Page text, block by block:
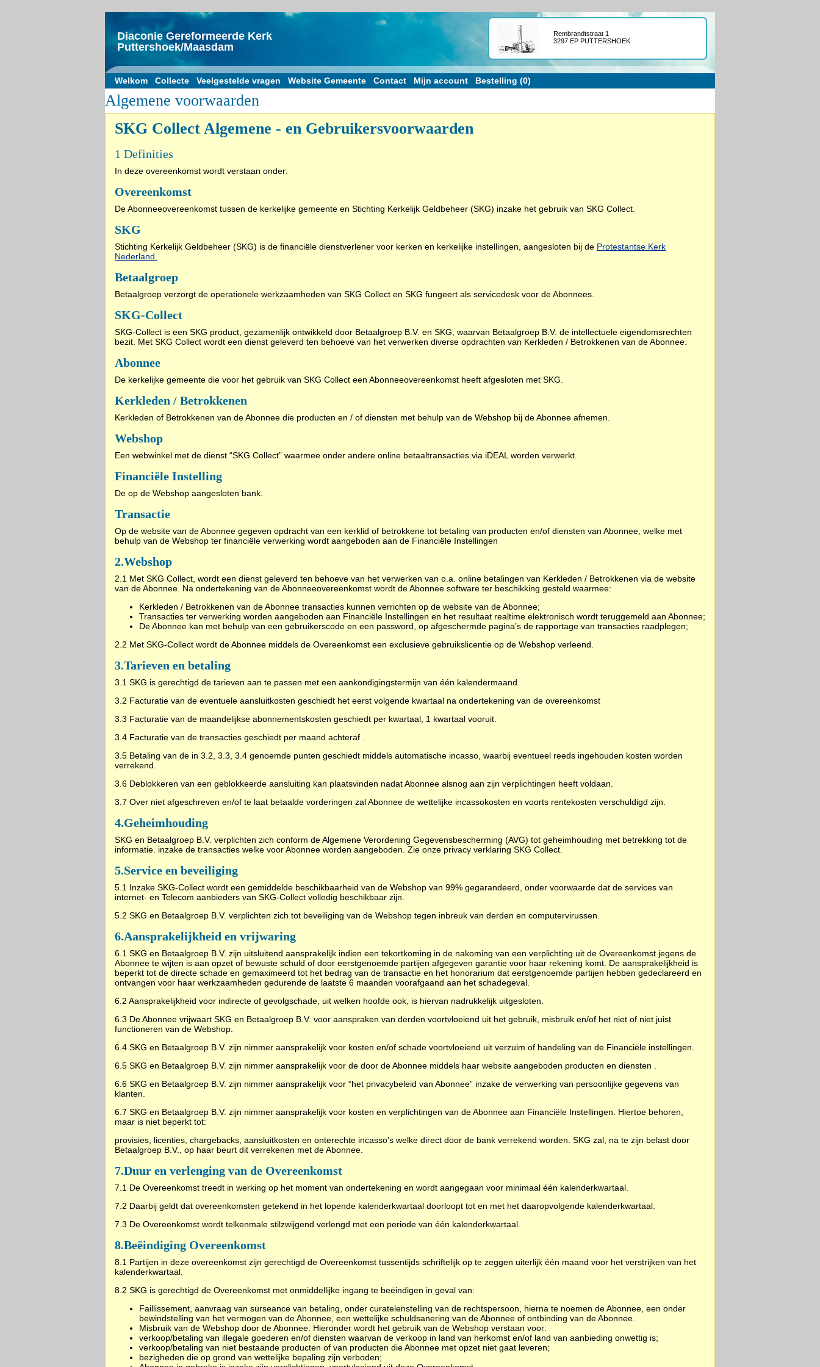
Diaconie Gereformeerde Kerk
Puttershoek/Maasdam
Rembrandtstraat 1
3297 EP PUTTERSHOEK
Welkom Collecte Veelgestelde vragen Website Gemeente Contact Mijn account Bestelling (0)
Algemene voorwaarden
SKG Collect Algemene - en Gebruikersvoorwaarden
1 Definities
In deze overeenkomst wordt verstaan onder:
Overeenkomst
De Abonneeovereenkomst tussen de kerkelijke gemeente en Stichting Kerkelijk Geldbeheer (SKG) inzake het gebruik van SKG Collect.
SKG
Stichting Kerkelijk Geldbeheer (SKG) is de financiële dienstverlener voor kerken en kerkelijke instellingen, aangesloten bij de Protestantse Kerk
Nederland
Betaalgroep
Betaalgroep verzorgt de operationele werkzaamheden van SKG Collect en SKG fungeert als servicedesk voor de Abonnees.
SKG-Collect
SKG-Collect is een SKG product, gezamenlijk ontwikkeld door Betaalgroep B.V. en SKG, waarvan Betaalgroep B.V. de intellectuele eigendomsrechten
bezit. Met SKG Collect wordt een dienst geleverd ten behoeve van het verwerken diverse opdrachten van Kerkleden / Betrokkenen van de Abonnee.
Abonnee
De kerkelijke gemeente die voor het gebruik van SKG Collect een Abonneeovereenkomst heeft afgesloten met SKG.
Kerkleden / Betrokkenen
Kerkleden of Betrokkenen van de Abonnee die producten en / of diensten met behulp van de Webshop bij de Abonnee afnemen.
Webshop
Een webwinkel met de dienst “SKG Collect” waarmee onder andere online betaaltransacties via iDEAL worden verwerkt.
Financiële Instelling
De op de Webshop aangesloten bank.
Transactie
Op de website van de Abonnee gegeven opdracht van een kerklid of betrokkene tot betaling van producten en/of diensten van Abonnee, welke met
behulp van de Webshop ter financiële verwerking wordt aangeboden aan de Financiële Instellingen
2.Webshop
2.1 Met SKG Collect, wordt een dienst geleverd ten behoeve van het verwerken van o.a. online betalingen van Kerkleden / Betrokkenen via de website
van de Abonnee. Na ondertekening van de Abonneeovereenkomst wordt de Abonnee software ter beschikking gesteld waarmee:
Kerkleden / Betrokkenen van de Abonnee transacties kunnen verrichten op de website van de Abonnee;
Transacties ter verwerking worden aangeboden aan Financiële Instellingen en het resultaat realtime elektronisch wordt teruggemeld aan Abonnee;
De Abonnee kan met behulp van een gebruikerscode en een password, op afgeschermde pagina’s de rapportage van transacties raadplegen;
2.2 Met SKG-Collect wordt de Abonnee middels de Overeenkomst een exclusieve gebruikslicentie op de Webshop verleend.
3.Tarieven en betaling
3.1 SKG is gerechtigd de tarieven aan te passen met een aankondigingstermijn van één kalendermaand
3.2 Facturatie van de eventuele aansluitkosten geschiedt het eerst volgende kwartaal na ondertekening van de overeenkomst
3.3 Facturatie van de maandelijkse abonnementskosten geschiedt per kwartaal, 1 kwartaal vooruit.
3.4 Facturatie van de transacties geschiedt per maand achteraf .
3.5 Betaling van de in 3.2, 3.3, 3.4 genoemde punten geschiedt middels automatische incasso, waarbij eventueel reeds ingehouden kosten worden
verrekend.
3.6 Deblokkeren van een geblokkeerde aansluiting kan plaatsvinden nadat Abonnee alsnog aan zijn verplichtingen heeft voldaan.
3.7 Over niet afgeschreven en/of te laat betaalde vorderingen zal Abonnee de wettelijke incassokosten en voorts rentekosten verschuldigd zijn.
4.Geheimhouding
SKG en Betaalgroep B.V. verplichten zich conform de Algemene Verordening Gegevensbescherming (AVG) tot geheimhouding met betrekking tot de
informatie. inzake de transacties welke voor Abonnee worden aangeboden. Zie onze privacy verklaring SKG Collect.
5.Service en beveiliging
5.1 Inzake SKG-Collect wordt een gemiddelde beschikbaarheid van de Webshop van 99% gegarandeerd, onder voorwaarde dat de services van
internet- en Telecom aanbieders van SKG-Collect volledig beschikbaar zijn.
5.2 SKG en Betaalgroep B.V. verplichten zich tot beveiliging van de Webshop tegen inbreuk van derden en computervirussen.
6.Aansprakelijkheid en vrijwaring
6.1 SKG en Betaalgroep B.V. zijn uitsluitend aansprakelijk indien een tekortkoming in de nakoming van een verplichting uit de Overeenkomst jegens de
Abonnee te wijten is aan opzet of bewuste schuld of door eerstgenoemde partijen afgegeven garantie voor haar rekening komt. De aansprakelijkheid is
beperkt tot de directe schade en gemaximeerd tot het bedrag van de transactie en het honorarium dat eerstgenoemde partijen hebben gedeclareerd en
ontvangen voor haar werkzaamheden gedurende de laatste 6 maanden voorafgaand aan het schadegeval.
6.2 Aansprakelijkheid voor indirecte of gevolgschade, uit welken hoofde ook, is hiervan nadrukkelijk uitgesloten.
6.3 De Abonnee vrijwaart SKG en Betaalgroep B.V. voor aanspraken van derden voortvloeiend uit het gebruik, misbruik en/of het niet of niet juist
functioneren van de Webshop.
6.4 SKG en Betaalgroep B.V. zijn nimmer aansprakelijk voor kosten en/of schade voortvloeiend uit verzuim of handeling van de Financiële instellingen.
6.5 SKG en Betaalgroep B.V. zijn nimmer aansprakelijk voor de door de Abonnee middels haar website aangeboden producten en diensten .
6.6 SKG en Betaalgroep B.V. zijn nimmer aansprakelijk voor “het privacybeleid van Abonnee” inzake de verwerking van persoonlijke gegevens van
klanten.
6.7 SKG en Betaalgroep B.V. zijn nimmer aansprakelijk voor kosten en verplichtingen van de Abonnee aan Financiële Instellingen. Hiertoe behoren,
maar is niet beperkt tot:
provisies, licenties, chargebacks, aansluitkosten en onterechte incasso’s welke direct door de bank verrekend worden. SKG zal, na te zijn belast door
Betaalgroep B.V., op haar beurt dit verrekenen met de Abonnee.
7.Duur en verlenging van de Overeenkomst
7.1 De Overeenkomst treedt in werking op het moment van ondertekening en wordt aangegaan voor minimaal één kalenderkwartaal.
7.2 Daarbij geldt dat overeenkomsten getekend in het lopende kalenderkwartaal doorloopt tot en met het daaropvolgende kalenderkwartaal.
7.3 De Overeenkomst wordt telkenmale stilzwijgend verlengd met een periode van één kalenderkwartaal.
8.Beëindiging Overeenkomst
8.1 Partijen in deze overeenkomst zijn gerechtigd de Overeenkomst tussentijds schriftelijk op te zeggen uiterlijk één maand voor het verstrijken van het
kalenderkwartaal.
8.2 SKG is gerechtigd de Overeenkomst met onmiddellijke ingang te beëindigen in geval van:
Faillissement, aanvraag van surseance van betaling, onder curatelenstelling van de rechtspersoon, hierna te noemen de Abonnee, een onder
bewindstelling van het vermogen van de Abonnee, een wettelijke schuldsanering van de Abonnee of ontbinding van de Abonnee.
Misbruik van de Webshop door de Abonnee. Hieronder wordt het gebruik van de Webshop verstaan voor:
verkoop/betaling van illegale goederen en/of diensten waarvan de verkoop in land van herkomst en/of land van aanbieding onwettig is;
verkoop/betaling van niet bestaande producten of van producten die Abonnee met opzet niet gaat leveren;
bezigheden die op grond van wettelijke bepaling zijn verboden;